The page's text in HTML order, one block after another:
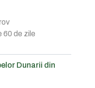
60 de zile
Dunarii din